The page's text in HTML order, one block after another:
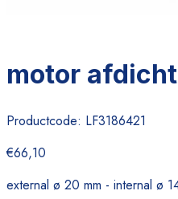
motor
Productcode: LF3186421
€66,10
external ø 20 mm - internal ø